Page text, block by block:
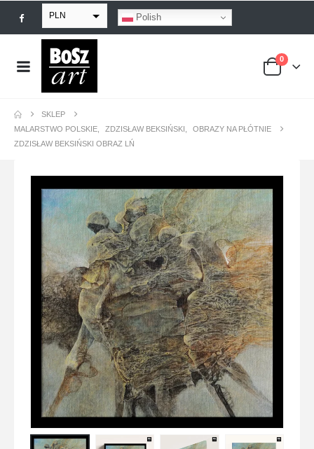
PLN
EUR
USD
Polish
0
SKLEP
MALARSTWO POLSKIE
ZDZISŁAW BEKSIŃSKI
OBRAZY NA PŁÓTNIE
ZDZISŁAW BEKSIŃSKI OBRAZ LŃ